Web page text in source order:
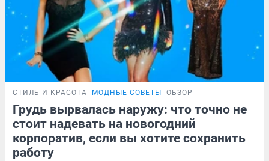
СТИЛЬ И КРАСОТА МОДНЫЕ СОВЕТЫ ОБЗОР
Грудь вырвалась наружу: что точно не
стоит надевать на новогодний
корпоратив, если вы хотите сохранить
работу